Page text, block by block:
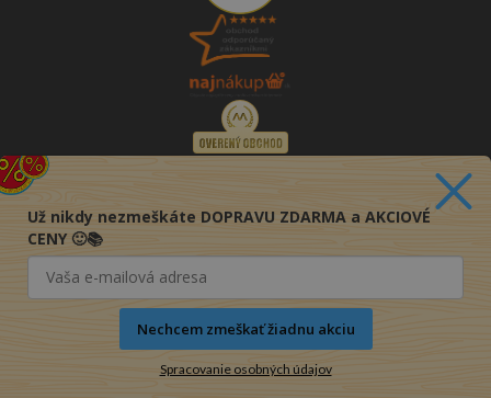
Už nikdy nezmeškáte DOPRAVU ZDARMA a AKCIOVÉ
CENY 🙂📚
Nechcem zmeškať žiadnu akciu
Spracovanie osobných údajov